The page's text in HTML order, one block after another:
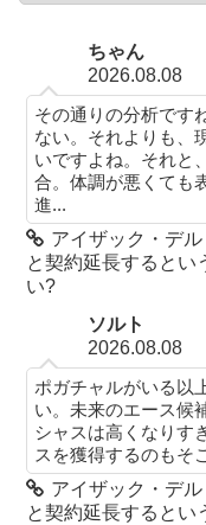
ちゃん
2026.08.08
その通りの分析です
ない。それよりも、
いですよね。それと
合。体調が悪くても
進...
アイザック・デ
と契約延長するとい
い?
ソルト
2026.08.08
ポガチャルがいる以
い。未来のエース候
シャスは高くなりす
スを獲得するのもそ
アイザック・デ
と契約延長するとい